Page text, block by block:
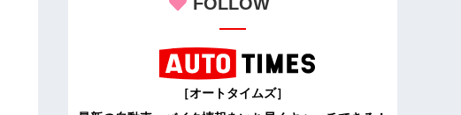
［オートタイムズ］